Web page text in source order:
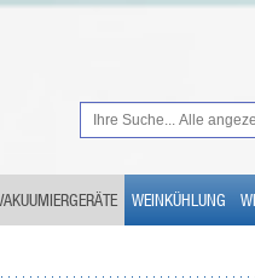
WEINKÜHLUNG